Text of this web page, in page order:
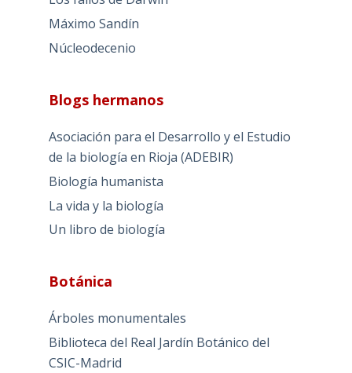
Máximo Sandín
Núcleodecenio
Blogs hermanos
Asociación para el Desarrollo y el Estudio
de la biología en Rioja (ADEBIR)
Biología humanista
La vida y la biología
Un libro de biología
Botánica
Árboles monumentales
Biblioteca del Real Jardín Botánico del
CSIC-Madrid